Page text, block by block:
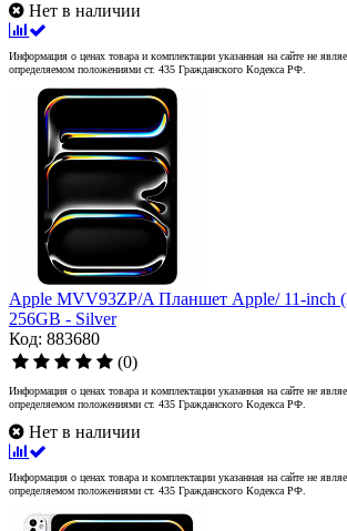
Нет в наличии
Информация о ценах товара и комплектации указанная на сайте не
определяемом положениями ст. 435 Гражданского Кодекса РФ.
Apple MVV93ZP/A Планшет Apple/ 11-inch
256GB - Silver
Код: 883680
(0)
Информация о ценах товара и комплектации указанная на сайте не
определяемом положениями ст. 435 Гражданского Кодекса РФ.
Нет в наличии
Информация о ценах товара и комплектации указанная на сайте не
определяемом положениями ст. 435 Гражданского Кодекса РФ.